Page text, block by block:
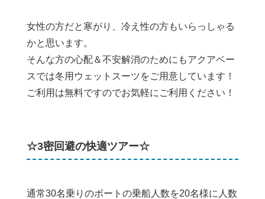
女性の方だと寒がり、冷え性の方もいらっしゃる
かと思います。
そんな方の心配＆不安解消のためにもアクアベー
スでは冬用ウェットスーツをご用意しています！
ご利用は無料ですのでお気軽にご利用ください！
☆3密回避の快適ツアー☆
通常30名乗りのボートの乗船人数を20名様に人数